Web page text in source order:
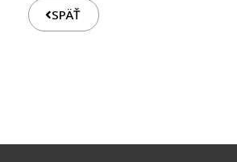
SPÄŤ